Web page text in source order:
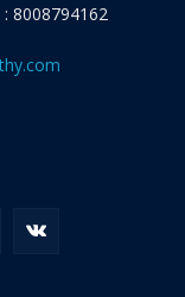
8008794162